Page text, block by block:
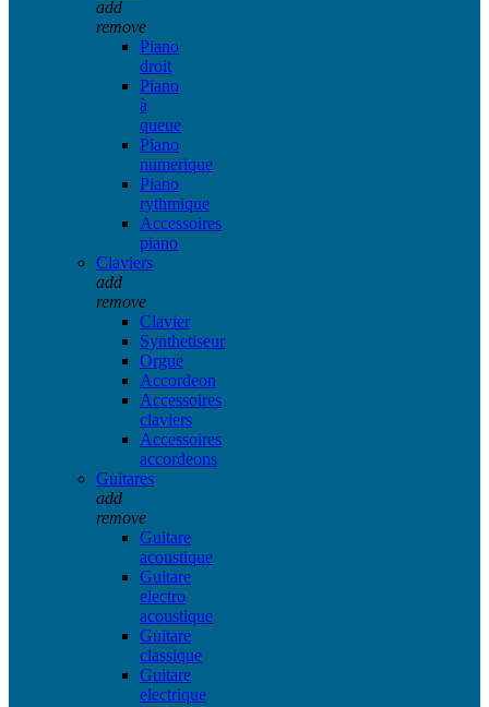
add
remove
Piano
droit
Piano
à
queue
Piano
numerique
Piano
rythmique
Accessoires
piano
Claviers
add
remove
Clavier
Synthetiseur
Orgue
Accordeon
Accessoires
claviers
Accessoires
accordeons
Guitares
add
remove
Guitare
acoustique
Guitare
electro
acoustique
Guitare
classique
Guitare
electrique